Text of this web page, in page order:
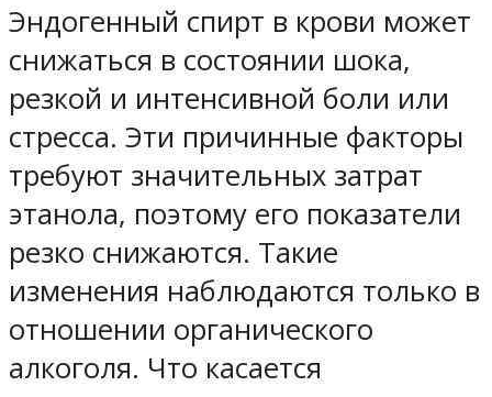
Эндогенный спирт в крови может
снижаться в состоянии шока,
резкой и интенсивной боли или
стресса. Эти причинные факторы
требуют значительных затрат
этанола, поэтому его показатели
резко снижаются. Такие
изменения наблюдаются только в
отношении органического
алкоголя. Что касается